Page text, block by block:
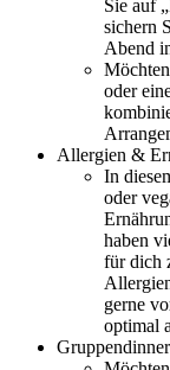
Sie auf
sichern
Abend
oder
Allergien &
In
oder
haben
für dich
gerne
optimal
Gruppendinner